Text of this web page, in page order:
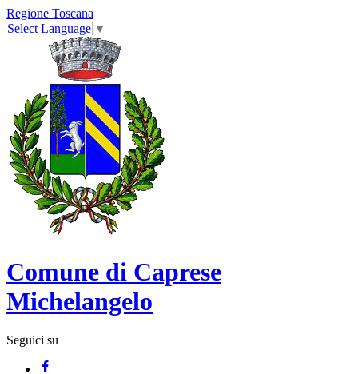
Regione Toscana
Select Language ▼
Comune di Caprese
Michelangelo
Seguici su